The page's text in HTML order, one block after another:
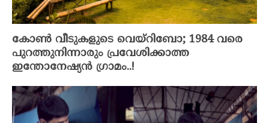
കോൺ വീടുകളുടെ വെയ്‌റിബോ; 1984 വരെ
പുറത്തുനിന്നാരും പ്രവേശിക്കാത്ത
ഇന്തോനേഷ്യൻ ഗ്രാമം..!